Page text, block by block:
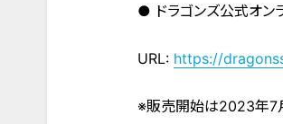
● ドラゴンズ公式オン
URL: https://
※販売開始は2023年7